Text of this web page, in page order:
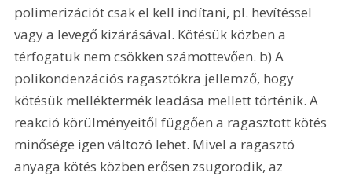
polimerizációt csak el kell indítani, pl. hevítéssel
vagy a levegő kizárásával. Kötésük közben a
térfogatuk nem csökken számottevően. b) A
polikondenzációs ragasztókra jellemző, hogy
kötésük melléktermék leadása mellett történik. A
reakció körülményeitől függően a ragasztott kötés
minősége igen változó lehet. Mivel a ragasztó
anyaga kötés közben erősen zsugorodik, az